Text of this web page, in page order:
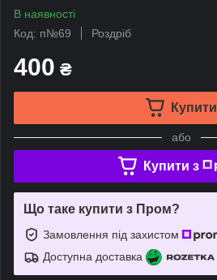
В наявності
Код: п№69
Роздріб
400 ₴
Купити
або
Купити з
Що таке купити з Пром?
Замовлення під захистом
Доступна доставка